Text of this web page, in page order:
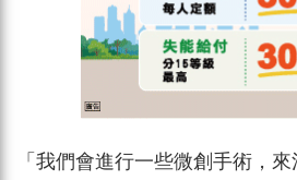
「我們會進行一些微創手術，